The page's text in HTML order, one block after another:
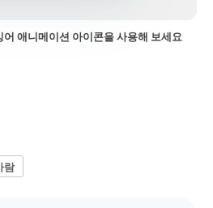
애니메이션 아이콘을 사용해 보세요
람